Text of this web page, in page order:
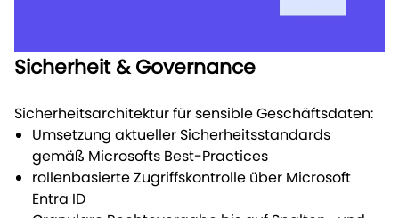
Sicherheit & Governance
Sicherheitsarchitektur für sensible Geschäftsdaten:
Umsetzung aktueller Sicherheitsstandards
gemäß Microsofts Best-Practices
rollenbasierte Zugriffskontrolle über Microsoft
Entra ID